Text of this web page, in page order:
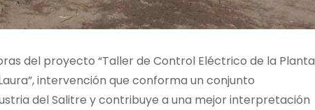
del proyecto “Taller de Control Eléctrico de la Planta
intervención que conforma un conjunto
del Salitre y contribuye a una mejor interpretación